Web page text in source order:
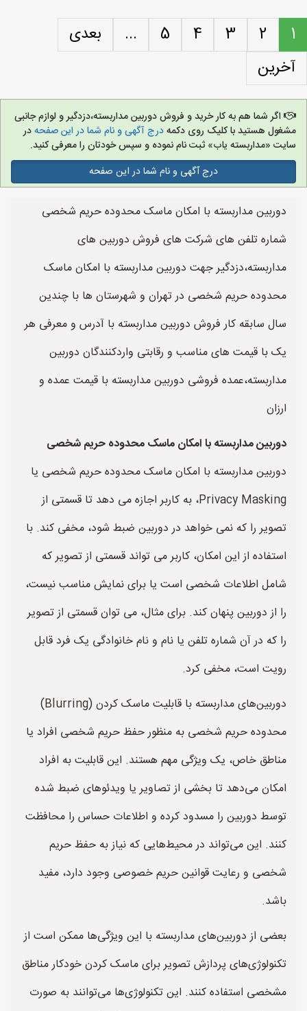
1
2
3
4
5
...
بعدی
آخرین
اگر شما هم به کار خرید و فروش دوربین مداربسته،دزدگیر و لوازم جانبی
مشغول هستید با کلیک روی دکمهدرج آگهی و نام شما در این صفحهدر
سایت «مداربسته یاب» ثبت نام نموده و سپس خودتان را معرفی کنید.
درج آگهی و نام شما در این صفحه
دوربین مداربسته با امکان ماسک محدوده حریم شخصی
شماره تلفن های شرکت های فروش دوربین های
مداربسته،دزدگیر جهت دوربین مداربسته با امکان ماسک
محدوده حریم شخصی در تهران و شهرستان ها با چندین
سال سابقه کار فروش دوربین مداربسته با آدرس و معرفی هر
یک با قیمت های مناسب و رقابتی واردکنندگان دوربین
مداربسته،عمده فروشی دوربین مداربسته با قیمت عمده و
ارزان
دوربین مداربسته با امکان ماسک محدوده حریم شخصی
دوربین مداربسته با امکان ماسک محدوده حریم شخصی یا
Privacy Masking، به کاربر اجازه می دهد تا قسمتی از
تصویر را که نمی خواهد در دوربین ضبط شود، مخفی کند. با
استفاده از این امکان، کاربر می تواند قسمتی از تصویر که
شامل اطلاعات شخصی است یا برای نمایش مناسب نیست،
را از دوربین پنهان کند. برای مثال، می توان قسمتی از تصویر
را که در آن شماره تلفن یا نام و نام خانوادگی یک فرد قابل
رویت است، مخفی کرد.
دوربین‌های مداربسته با قابلیت ماسک کردن (Blurring)
محدوده حریم شخصی به منظور حفظ حریم شخصی افراد یا
مناطق خاص، یک ویژگی مهم هستند. این قابلیت به افراد
امکان می‌دهد تا بخشی از تصاویر یا ویدئوهای ضبط شده
توسط دوربین را مسدود کرده و اطلاعات حساس را محافظت
کنند. این می‌تواند در محیط‌هایی که نیاز به حفظ حریم
شخصی و رعایت قوانین حریم خصوصی وجود دارد، مفید
باشد.
بعضی از دوربین‌های مداربسته با این ویژگی‌ها ممکن است از
تکنولوژی‌های پردازش تصویر برای ماسک کردن خودکار مناطق
مشخصی استفاده کنند. این تکنولوژی‌ها می‌توانند به صورت